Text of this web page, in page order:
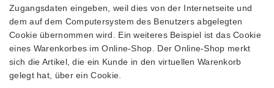
Zugangsdaten eingeben, weil dies von der Internetseite und
dem auf dem Computersystem des Benutzers abgelegten
Cookie übernommen wird. Ein weiteres Beispiel ist das Cookie
eines Warenkorbes im Online-Shop. Der Online-Shop merkt
sich die Artikel, die ein Kunde in den virtuellen Warenkorb
gelegt hat, über ein Cookie.